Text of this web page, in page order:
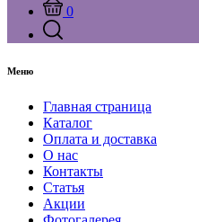
0
Меню
Главная страница
Каталог
Оплата и доставка
О нас
Контакты
Статья
Акции